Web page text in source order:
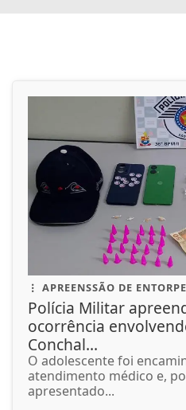
APREENSSÃO DE
Polícia Militar
ocorrência
Conchal...
O adolescente foi
atendimento médico e,
apresentado...